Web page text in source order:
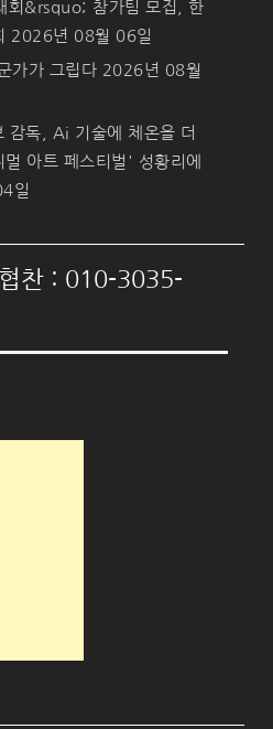
&rsquo; 참가팀 모집, 한
2026년 08월 06일
가가 그립다 2026년 08월
독, Ai 기술에 체온을 더
아트 페스티벌' 성황리에
일
찬 : 010-3035-